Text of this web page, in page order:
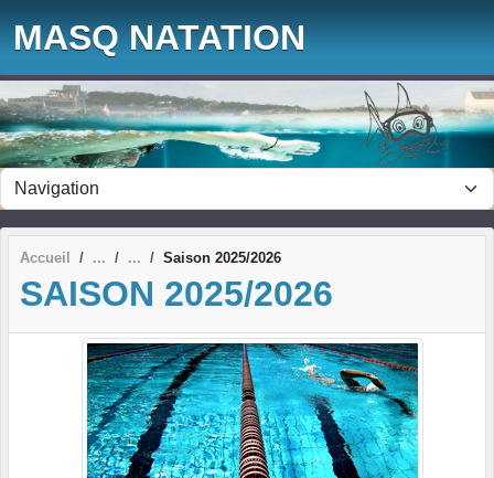
MASQ NATATION
Accueil Saison 2025/2026
SAISON 2025/2026